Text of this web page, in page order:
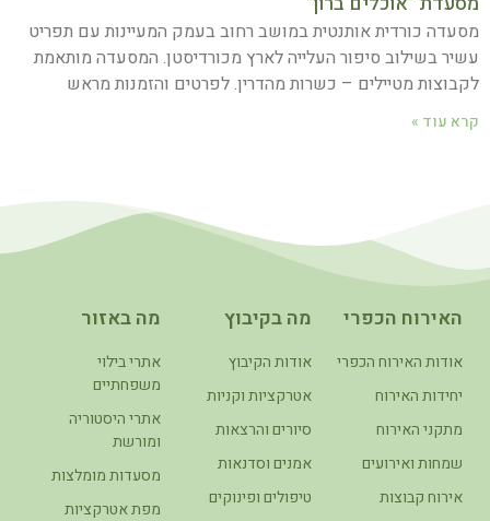
מסעדה כורדית אותנטית במושב רחוב בעמק המעיינות עם תפריט
עשיר בשילוב סיפור העלייה לארץ מכורדיסטן. המסעדה מותאמת
לקבוצות מטיילים – כשרות מהדרין. לפרטים והזמנות מראש
קרא עוד »
האירוח הכפרי
אודות האירוח הכפרי
יחידות האירוח
מתקני האירוח
שמחות ואירועים
אירוח קבוצות
מה בקיבוץ
אודות הקיבוץ
אטרקציות וקניות
סיורים והרצאות
אמנים וסדנאות
טיפולים ופינוקים
מה באזור
אתרי בילוי
משפחתיים
אתרי היסטוריה
ומורשת
מסעדות מומלצות
מפת אטרקציות